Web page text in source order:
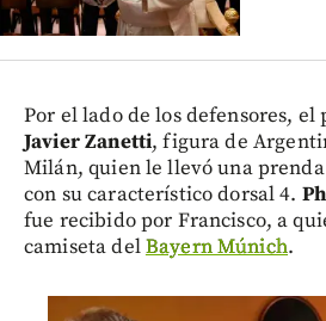
Por el lado de los defensores, el
Javier Zanetti, figura de
Milán, quien le llevó una
con su característico dorsal 4.
fue recibido por Francisco, a
camiseta delBayern Múnich.